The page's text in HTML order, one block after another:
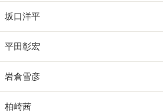
坂口洋平
平田彰宏
岩倉雪彦
柏崎茜